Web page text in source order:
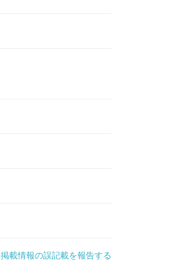
掲載情報の誤記載を報告する